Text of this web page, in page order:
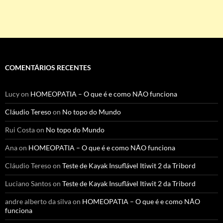
COMENTÁRIOS RECENTES
Lucyon HOMEOPATIA – O que é e como NÃO funciona
Cláudio Teresoon No topo do Mundo
Rui Costaon No topo do Mundo
Anaon HOMEOPATIA – O que é e como NÃO funciona
Cláudio Teresoon Teste de Kayak Insuflável Itiwit 2 da Tribord
Luciano Santoson Teste de Kayak Insuflável Itiwit 2 da Tribord
andre alberto da silvaon HOMEOPATIA – O que é e como NÃO
funciona